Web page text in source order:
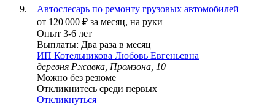
Автослесарь по ремонту грузовых автомобилей
от 120 000 ₽ за месяц, на руки
Опыт 3-6 лет
Выплаты: Два раза в месяц
ИП Котельникова Любовь Евгеньевна
деревня Ржавка, Промзона, 10
Можно без резюме
Откликнитесь среди первых
Откликнуться